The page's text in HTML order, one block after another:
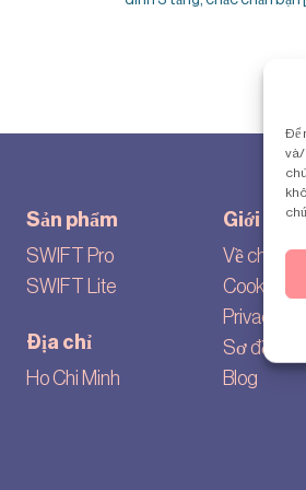
Để
và/
Sản phẩm
SWIFT Pro
SWIFT Lite
Địa chỉ
Ho Chi Minh
Giới
Về chúng
Cookie
Privacy
Sơ đồ
Blog